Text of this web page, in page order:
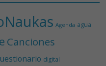
Agenda agua
Canciones
digital